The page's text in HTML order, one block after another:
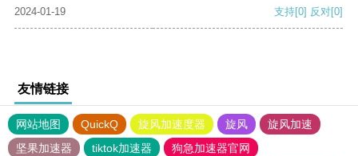
2024-01-19 支持[0] 反对[0]
友情链接
网站地图 QuickQ 旋风加速度器 旋风
旋风加速
坚果加速器
tiktok加速器
狗急加速器官网